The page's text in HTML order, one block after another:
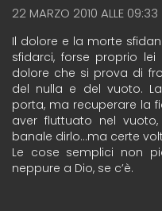
22 MARZO 2010 ALLE 09:33
Il dolore e la morte
sfidarci, forse proprio
dolore che si prova di
del nulla e del vuoto.
porta, ma recuperare la
aver fluttuato nel
banale dirlo…ma certe
Le cose semplici non
neppure a Dio, se c’è.